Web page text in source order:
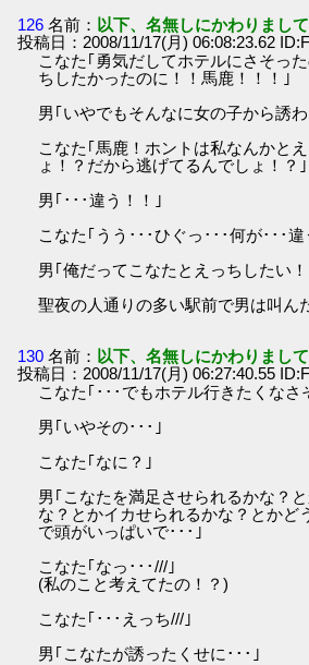
126 名前： 以下、名無しにかわりまし
投稿日：2008/11/17(月) 06:08:23.62
こなた｢勇気だしてホテルにさそっ
ちしたかったのに！！馬鹿！！！｣
男｢いやでもそんなに女の子から誘
こなた｢馬鹿！ホントは私なんかと
ょ！？だから逃げてるんでしょ！？｣
男｢･･･違う！！｣
こなた｢うう･･･ひぐっ･･･何が･･･違
男｢俺だってこなたとえっちしたい
聖夜の人通りの多い駅前で男は叫ん
130 名前： 以下、名無しにかわりまし
投稿日：2008/11/17(月) 06:27:40.55
こなた｢･･･でもホテル行きたくなさ
男｢いやその･･･｣
こなた｢なに？｣
男｢こなたを満足させられるかな？
な？とかイカせられるかな？とかど
で頭がいっぱいで･･･｣
こなた｢なっ･･･///｣
(私のこと考えてたの！？)
こなた｢･･･えっち///｣
男｢こなたが誘ったくせに･･･｣